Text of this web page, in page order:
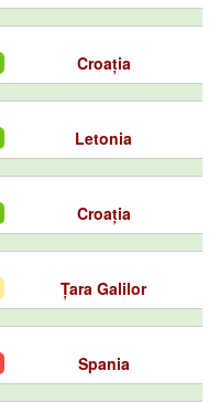
Croația
Letonia
Croația
Țara Galilor
Spania